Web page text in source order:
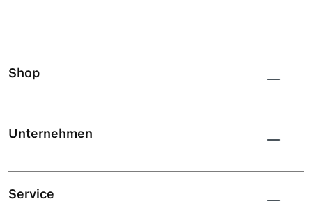
Shop
Unternehmen
Service